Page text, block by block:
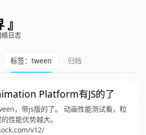
』
日志
标签：tween 归档
Platform有JS的了
，带js版的了。 动画性能测试看，粒
性能优势越大。
v12/